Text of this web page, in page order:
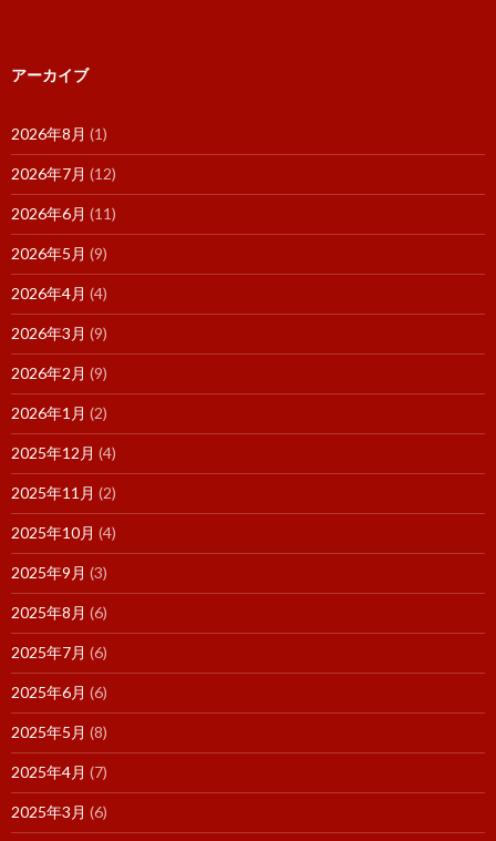
アーカイブ
2026年8月 (1)
2026年7月 (12)
2026年6月 (11)
2026年5月 (9)
2026年4月 (4)
2026年3月 (9)
2026年2月 (9)
2026年1月 (2)
2025年12月 (4)
2025年11月 (2)
2025年10月 (4)
2025年9月 (3)
2025年8月 (6)
2025年7月 (6)
2025年6月 (6)
2025年5月 (8)
2025年4月 (7)
2025年3月 (6)